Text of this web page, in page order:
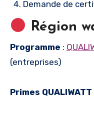
Demande de
Région
Programme :
(entreprises)
Primes QUALIWATT